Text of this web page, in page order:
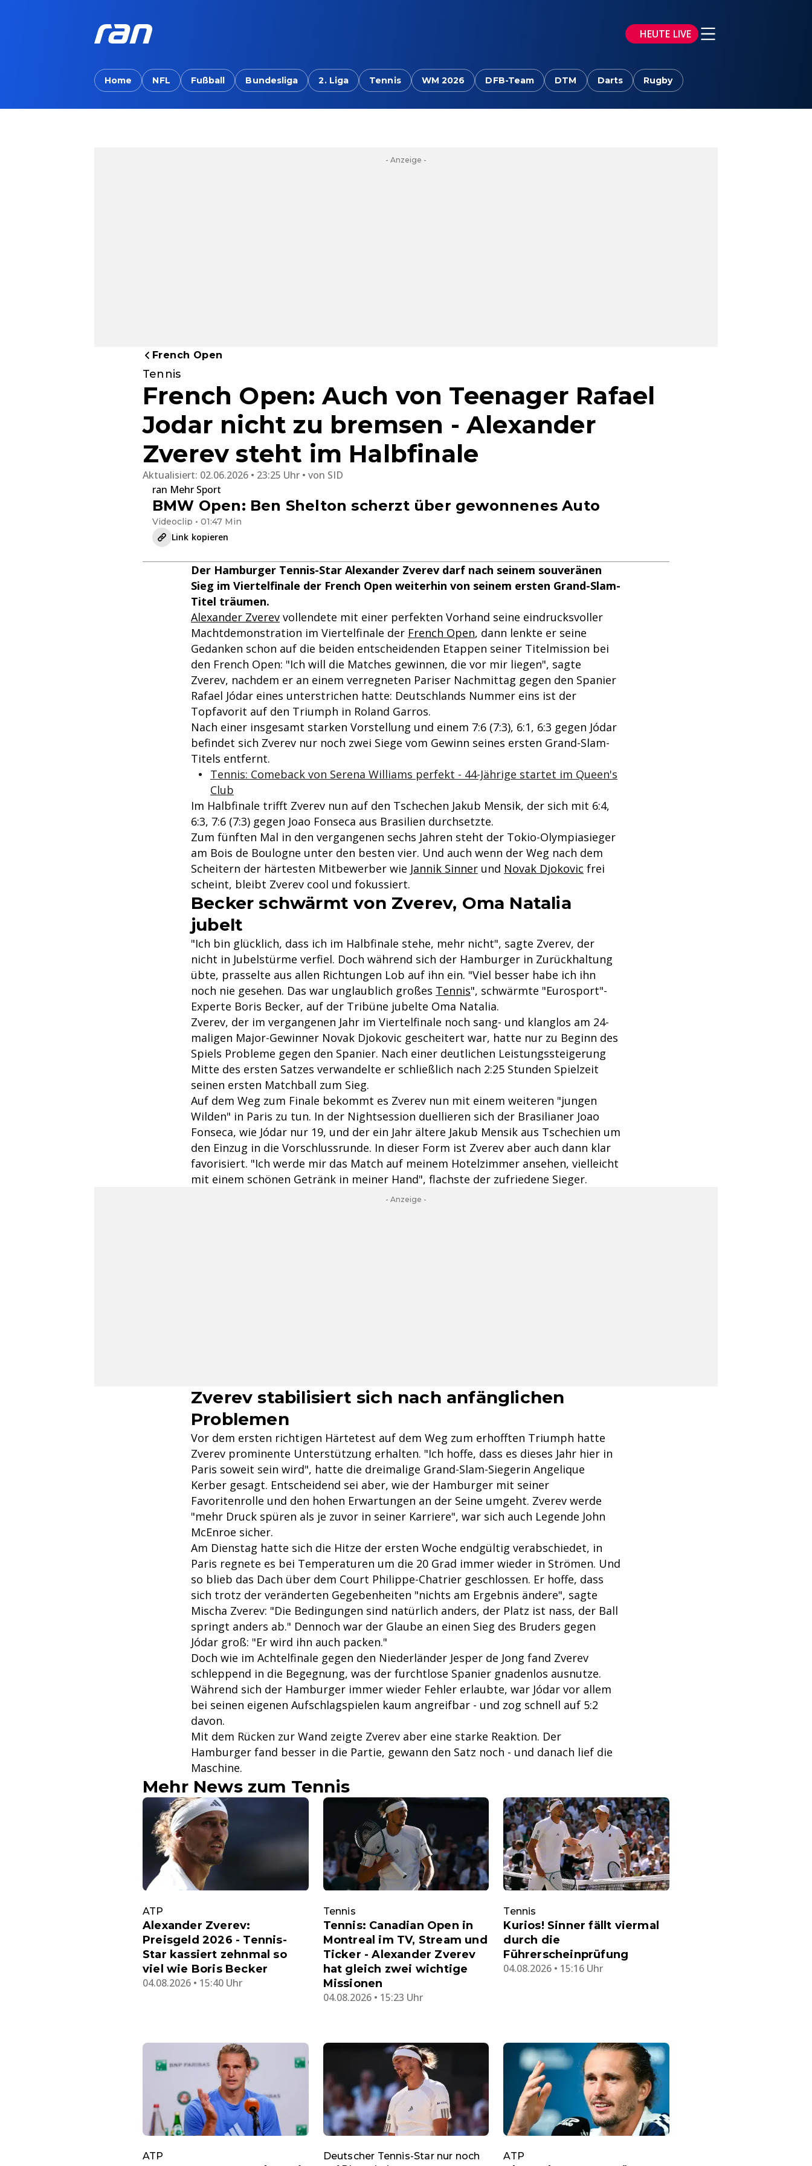
HEUTE LIVE
Home NFL Fußball Bundesliga 2. Liga Tennis WM 2026 DFB-Team DTM Darts Rugby
- Anzeige -
French Open
Tennis
French Open: Auch von Teenager Rafael
Jodar nicht zu bremsen - Alexander
Zverev steht im Halbfinale
Aktualisiert: 02.06.2026 • 23:25 Uhr von SID
ran Mehr Sport
BMW Open: Ben Shelton scherzt über gewonnenes Auto
Videoclip • 01:47 Min
Link kopieren
Der Hamburger Tennis-Star Alexander Zverev darf nach seinem souveränen
Sieg im Viertelfinale der French Open weiterhin von seinem ersten Grand-Slam-
Titel träumen.
Alexander Zverev vollendete mit einer perfekten Vorhand seine eindrucksvoller
Machtdemonstration im Viertelfinale der French Open, dann lenkte er seine
Gedanken schon auf die beiden entscheidenden Etappen seiner Titelmission bei
den French Open: "Ich will die Matches gewinnen, die vor mir liegen", sagte
Zverev, nachdem er an einem verregneten Pariser Nachmittag gegen den Spanier
Rafael Jódar eines unterstrichen hatte: Deutschlands Nummer eins ist der
Topfavorit auf den Triumph in Roland Garros.
Nach einer insgesamt starken Vorstellung und einem 7:6 (7:3), 6:1, 6:3 gegen Jódar
befindet sich Zverev nur noch zwei Siege vom Gewinn seines ersten Grand-Slam-
Titels entfernt.
Tennis: Comeback von Serena Williams perfekt - 44-Jährige startet im Queen's
Club
Im Halbfinale trifft Zverev nun auf den Tschechen Jakub Mensik, der sich mit 6:4,
6:3, 7:6 (7:3) gegen Joao Fonseca aus Brasilien durchsetzte.
Zum fünften Mal in den vergangenen sechs Jahren steht der Tokio-Olympiasieger
am Bois de Boulogne unter den besten vier. Und auch wenn der Weg nach dem
Scheitern der härtesten Mitbewerber wie Jannik Sinner und Novak Djokovic frei
scheint, bleibt Zverev cool und fokussiert.
Becker schwärmt von Zverev, Oma Natalia
jubelt
"Ich bin glücklich, dass ich im Halbfinale stehe, mehr nicht", sagte Zverev, der
nicht in Jubelstürme verfiel. Doch während sich der Hamburger in Zurückhaltung
übte, prasselte aus allen Richtungen Lob auf ihn ein. "Viel besser habe ich ihn
noch nie gesehen. Das war unglaublich großes Tennis", schwärmte "Eurosport"-
Experte Boris Becker, auf der Tribüne jubelte Oma Natalia.
Zverev, der im vergangenen Jahr im Viertelfinale noch sang- und klanglos am 24-
maligen Major-Gewinner Novak Djokovic gescheitert war, hatte nur zu Beginn des
Spiels Probleme gegen den Spanier. Nach einer deutlichen Leistungssteigerung
Mitte des ersten Satzes verwandelte er schließlich nach 2:25 Stunden Spielzeit
seinen ersten Matchball zum Sieg.
Auf dem Weg zum Finale bekommt es Zverev nun mit einem weiteren "jungen
Wilden" in Paris zu tun. In der Nightsession duellieren sich der Brasilianer Joao
Fonseca, wie Jódar nur 19, und der ein Jahr ältere Jakub Mensik aus Tschechien um
den Einzug in die Vorschlussrunde. In dieser Form ist Zverev aber auch dann klar
favorisiert. "Ich werde mir das Match auf meinem Hotelzimmer ansehen, vielleicht
mit einem schönen Getränk in meiner Hand", flachste der zufriedene Sieger.
- Anzeige -
Zverev stabilisiert sich nach anfänglichen
Problemen
Vor dem ersten richtigen Härtetest auf dem Weg zum erhofften Triumph hatte
Zverev prominente Unterstützung erhalten. "Ich hoffe, dass es dieses Jahr hier in
Paris soweit sein wird", hatte die dreimalige Grand-Slam-Siegerin Angelique
Kerber gesagt. Entscheidend sei aber, wie der Hamburger mit seiner
Favoritenrolle und den hohen Erwartungen an der Seine umgeht. Zverev werde
"mehr Druck spüren als je zuvor in seiner Karriere", war sich auch Legende John
McEnroe sicher.
Am Dienstag hatte sich die Hitze der ersten Woche endgültig verabschiedet, in
Paris regnete es bei Temperaturen um die 20 Grad immer wieder in Strömen. Und
so blieb das Dach über dem Court Philippe-Chatrier geschlossen. Er hoffe, dass
sich trotz der veränderten Gegebenheiten "nichts am Ergebnis ändere", sagte
Mischa Zverev: "Die Bedingungen sind natürlich anders, der Platz ist nass, der Ball
springt anders ab." Dennoch war der Glaube an einen Sieg des Bruders gegen
Jódar groß: "Er wird ihn auch packen."
Doch wie im Achtelfinale gegen den Niederländer Jesper de Jong fand Zverev
schleppend in die Begegnung, was der furchtlose Spanier gnadenlos ausnutze.
Während sich der Hamburger immer wieder Fehler erlaubte, war Jódar vor allem
bei seinen eigenen Aufschlagspielen kaum angreifbar - und zog schnell auf 5:2
davon.
Mit dem Rücken zur Wand zeigte Zverev aber eine starke Reaktion. Der
Hamburger fand besser in die Partie, gewann den Satz noch - und danach lief die
Maschine.
Mehr News zum Tennis
ATP
Alexander Zverev:
Preisgeld 2026 - Tennis-
Star kassiert zehnmal so
viel wie Boris Becker
04.08.2026 • 15:40 Uhr
Tennis
Tennis: Canadian Open in
Montreal im TV, Stream und
Ticker - Alexander Zverev
hat gleich zwei wichtige
Missionen
04.08.2026 • 15:23 Uhr
Tennis
Kurios! Sinner fällt viermal
durch die
Führerscheinprüfung
04.08.2026 • 15:16 Uhr
ATP
Deutscher Tennis-Star nur noch
ATP